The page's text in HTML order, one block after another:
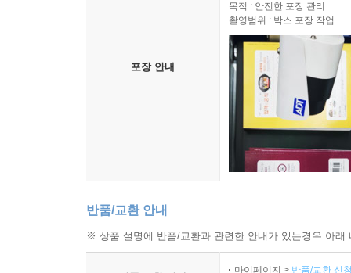
포장 안내
목적 : 안전한 포장 관리
촬영범위 : 박스 포장 작업
반품/교환 안내
※ 상품 설명에 반품/교환과 관련한 안내가 있는경우 아
마이페이지 > 반품/교환 신